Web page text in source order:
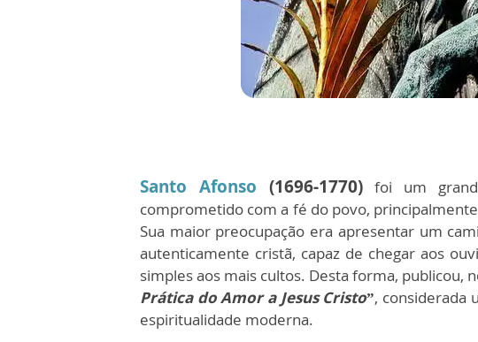
Santo Afonso (1696-1770)foi um
comprometido com a fé do povo,
Sua maior preocupação era apresentar um
autenticamente cristã, capaz de chegar aos
simples aos mais cultos. Desta forma, publicou,
Prática do Amor a Jesus Cristo”, considerada
espiritualidade moderna.